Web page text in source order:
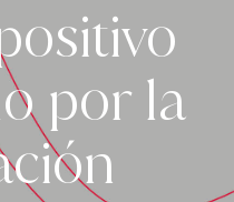
por la